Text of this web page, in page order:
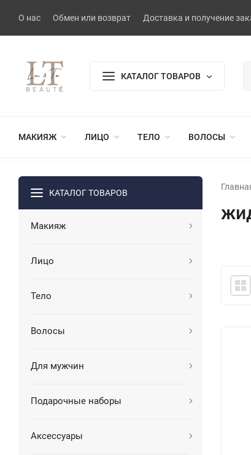
О нас Обмен или возврат Доставка и получение
КАТАЛОГ ТОВАРОВ
МАКИЯЖ ЛИЦО ТЕЛО ВОЛОСЫ
КАТАЛОГ ТОВАРОВ
Макияж
Лицо
Тело
Волосы
Для мужчин
Подарочные наборы
Аксессуары